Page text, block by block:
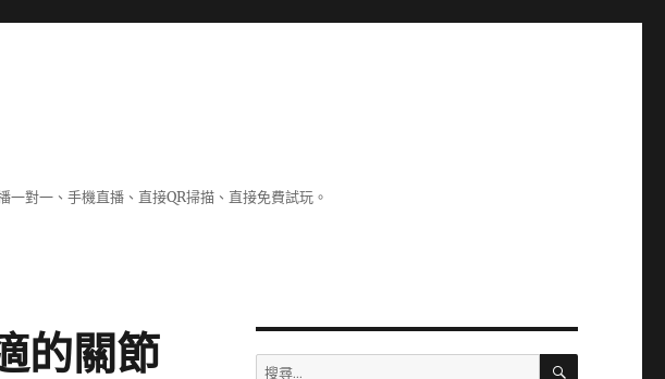
對一、手機直播、直接QR掃描、直接免費試玩。
的關節
搜
搜